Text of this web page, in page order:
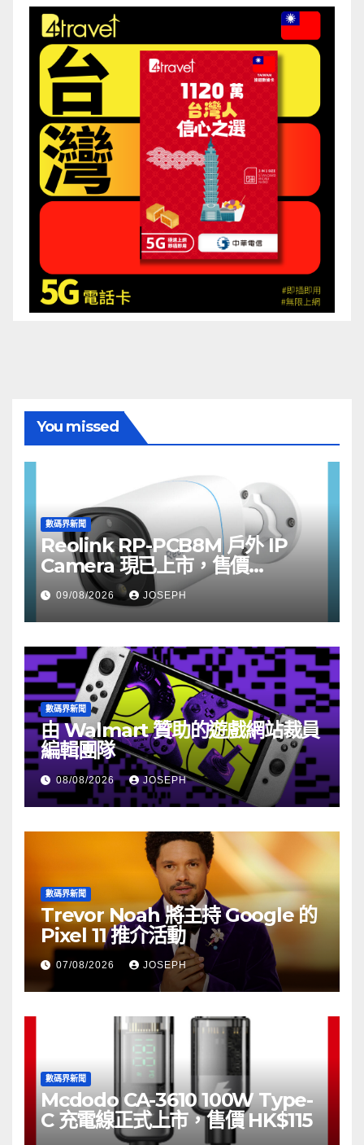
You missed
數碼界新聞
Reolink RP-PCB8M 戶外 IP
Camera 現已上市，售價
HK$722
09/08/2026 JOSEPH
數碼界新聞
由 Walmart 贊助的遊戲網站裁員
編輯團隊
08/08/2026 JOSEPH
數碼界新聞
Trevor Noah 將主持 Google 的
Pixel 11 推介活動
07/08/2026 JOSEPH
數碼界新聞
Mcdodo CA-3610 100W Type-
C 充電線正式上市，售價 HK$115